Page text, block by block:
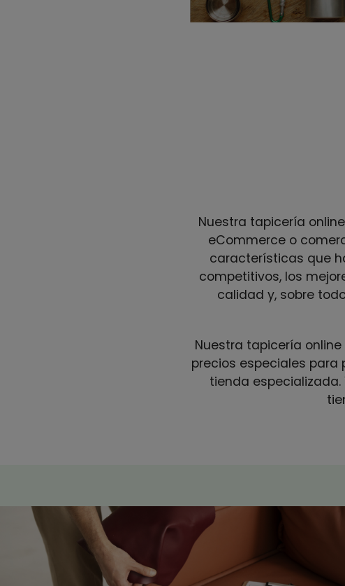
eCommerce o
características que
competitivos, los
calidad y, sobre
precios especiales
tienda